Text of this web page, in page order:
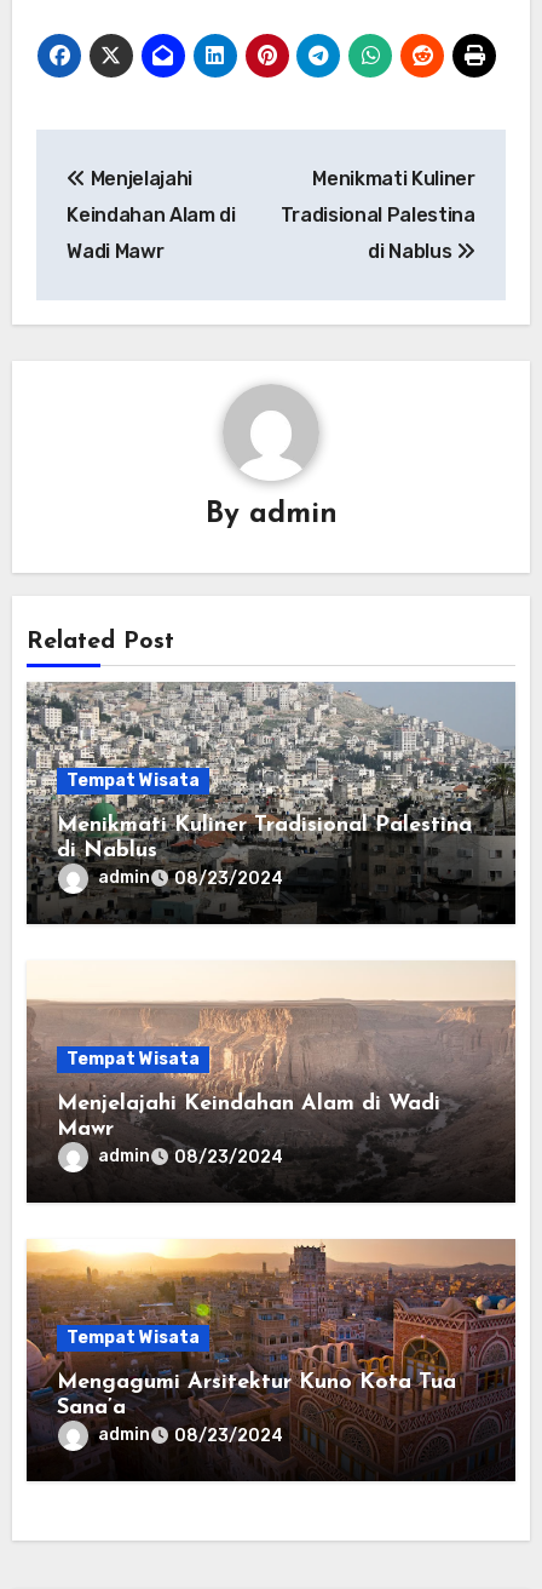
pos
Menjelajahi
Keindahan Alam di
Wadi Mawr
Menikmati Kuliner
Tradisional Palestina
di Nablus
By admin
Related Post
Tempat Wisata
Menikmati Kuliner Tradisional Palestina
di Nablus
admin 08/23/2024
Tempat Wisata
Menjelajahi Keindahan Alam di Wadi
Mawr
admin 08/23/2024
Tempat Wisata
Mengagumi Arsitektur Kuno Kota Tua
Sana’a
admin 08/23/2024